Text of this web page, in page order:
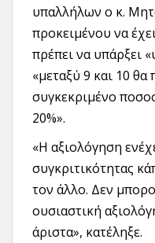
υπαλλήλων ο κ.
προκειμένου να
πρέπει να υπάρξει
«μεταξύ 9 και 10 θα
συγκεκριμένο
20%».
«Η αξιολόγηση
συγκριτικότητας
τον άλλο. Δεν
ουσιαστική
άριστα», κατέληξε.